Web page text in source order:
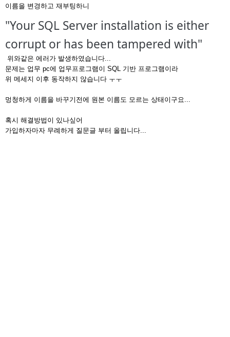
이름을 변경하고 재부팅하니
"Your SQL Server installation is either
corrupt or has been tampered with"
위와같은 에러가 발생하였습니다...
문제는 업무 pc에 업무프로그램이 SQL 기반 프로그램이라
위 메세지 이후 동작하지 않습니다 ㅜㅜ
멍청하게 이름을 바꾸기전에 원본 이름도 모르는 상태이구요...
혹시 해결방법이 있나싶어
가입하자마자 무례하게 질문글 부터 올립니다...